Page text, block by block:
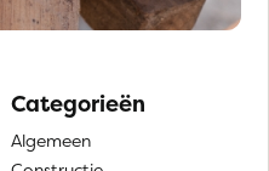
Categorieën
Algemeen